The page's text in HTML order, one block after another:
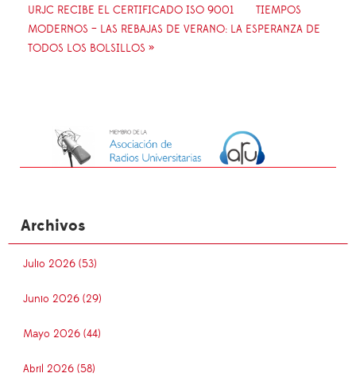
URJC RECIBE EL CERTIFICADO ISO 9001
TIEMPOS
MODERNOS – LAS REBAJAS DE VERANO: LA ESPERANZA DE
TODOS LOS BOLSILLOS »
Archivos
Julio 2026 (53)
Junio 2026 (29)
Mayo 2026 (44)
Abril 2026 (58)